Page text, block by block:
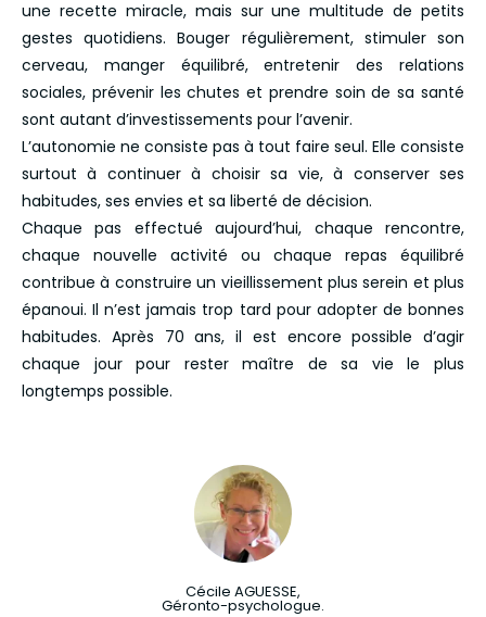
une recette miracle, mais sur une multitude de petits
gestes quotidiens. Bouger régulièrement, stimuler son
cerveau, manger équilibré, entretenir des relations
sociales, prévenir les chutes et prendre soin de sa santé
sont autant d’investissements pour l’avenir.
L’autonomie ne consiste pas à tout faire seul. Elle consiste
surtout à continuer à choisir sa vie, à conserver ses
habitudes, ses envies et sa liberté de décision.
Chaque pas effectué aujourd’hui, chaque rencontre,
chaque nouvelle activité ou chaque repas équilibré
contribue à construire un vieillissement plus serein et plus
épanoui. Il n’est jamais trop tard pour adopter de bonnes
habitudes. Après 70 ans, il est encore possible d’agir
chaque jour pour rester maître de sa vie le plus
longtemps possible.
Cécile AGUESSE,
Géronto-psychologue.